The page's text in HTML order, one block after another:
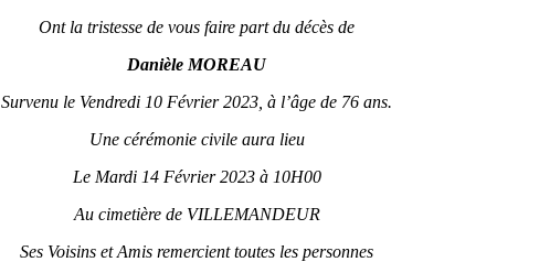
Ont la tristesse de vous faire part du décès de
Danièle MOREAU
Survenu le Vendredi 10 Février 2023, à l’âge de 76 ans.
Une cérémonie civile aura lieu
Le Mardi 14 Février 2023 à 10H00
Au cimetière de VILLEMANDEUR
Ses Voisins et Amis remercient toutes les personnes